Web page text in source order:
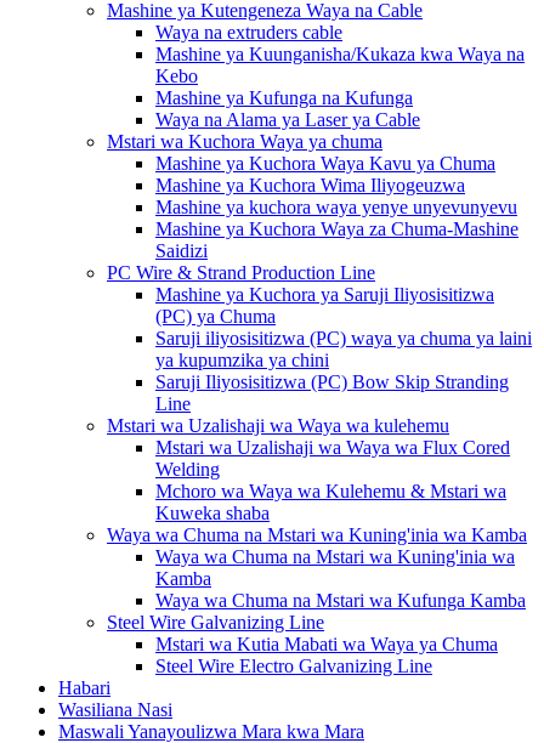
Mashine ya Kutengeneza Waya na Cable
Waya na extruders cable
Mashine ya Kuunganisha/Kukaza kwa Waya na
Kebo
Mashine ya Kufunga na Kufunga
Waya na Alama ya Laser ya Cable
Mstari wa Kuchora Waya ya chuma
Mashine ya Kuchora Waya Kavu ya Chuma
Mashine ya Kuchora Wima Iliyogeuzwa
Mashine ya kuchora waya yenye unyevunyevu
Mashine ya Kuchora Waya za Chuma-Mashine
Saidizi
PC Wire & Strand Production Line
Mashine ya Kuchora ya Saruji Iliyosisitizwa
(PC) ya Chuma
Saruji iliyosisitizwa (PC) waya ya chuma ya laini
ya kupumzika ya chini
Saruji Iliyosisitizwa (PC) Bow Skip Stranding
Line
Mstari wa Uzalishaji wa Waya wa kulehemu
Mstari wa Uzalishaji wa Waya wa Flux Cored
Welding
Mchoro wa Waya wa Kulehemu & Mstari wa
Kuweka shaba
Waya wa Chuma na Mstari wa Kuning'inia wa Kamba
Waya wa Chuma na Mstari wa Kuning'inia wa
Kamba
Waya wa Chuma na Mstari wa Kufunga Kamba
Steel Wire Galvanizing Line
Mstari wa Kutia Mabati wa Waya ya Chuma
Steel Wire Electro Galvanizing Line
Habari
Wasiliana Nasi
Maswali Yanayoulizwa Mara kwa Mara